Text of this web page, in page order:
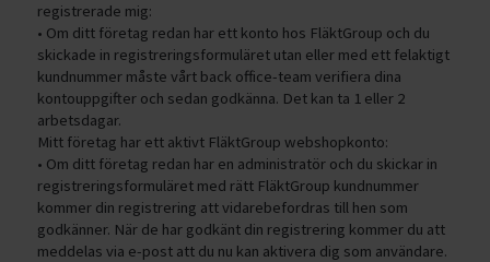
registrerade mig:
• Om ditt företag redan har ett konto hos FläktGroup och du
skickade in registreringsformuläret utan eller med ett felaktigt
kundnummer måste vårt back office-team verifiera dina
kontouppgifter och sedan godkänna. Det kan ta 1 eller 2
arbetsdagar.
Mitt företag har ett aktivt FläktGroup webshopkonto:
• Om ditt företag redan har en administratör och du skickar in
registreringsformuläret med rätt FläktGroup kundnummer
kommer din registrering att vidarebefordras till hen som
godkänner. När de har godkänt din registrering kommer du att
meddelas via e-post att du nu kan aktivera dig som användare.